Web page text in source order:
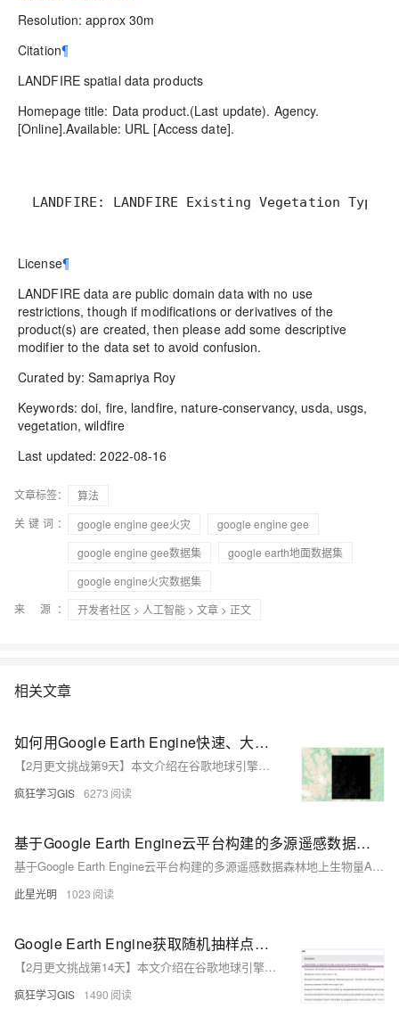
Resolution: approx 30m
Citation¶
LANDFIRE spatial data products
Homepage title: Data product.(Last update). Agency.
[Online].Available: URL [Access date].
LANDFIRE: LANDFIRE Existing Vegetation
License¶
LANDFIRE data are public domain data with no use
restrictions, though if modifications or derivatives of the
product(s) are created, then please add some descriptive
modifier to the data set to avoid confusion.
Curated by: Samapriya Roy
Keywords: doi, fire, landfire, nature-conservancy, usda, usgs,
vegetation, wildfire
Last updated: 2022-08-16
文章标签：
算法
关键词：
google engine gee火灾
google engine gee
google engine gee数据集
google earth地面数据集
google engine火灾数据集
来 源：
开发者社区 > 人工智能 > 文章 > 正文
相关文章
如何用Google Earth Engine快速、大量下载遥感影像数据？
【2月更文挑战第9天】本文介绍在谷歌地球引擎（Google Earth Engine，GEE）中，批量下载指定时间范围、空间范围的遥感影像数据（包括Landsat、Sentinel等）的方法~
疯狂学习GIS 6273
基于Google Earth Engine云平台构建的多源遥感数据森林地上生物量AGB估算模型含生物量模型应用APP
基于Google Earth Engine云平台构建的多源遥感数据森林地上生物量AGB估算模型含生物量模型应用APP
此星光明 1023
Google Earth Engine获取随机抽样点并均匀分布在栅格的不同数值区中
【2月更文挑战第14天】本文介绍在谷歌地球引擎（Google Earth Engine，GEE）中，按照给定的地表分类数据，对每一种不同的地物类型，分别加以全球范围内随机抽样点自动批量选取的方法~
疯狂学习GIS 1490